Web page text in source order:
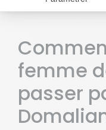
Ste Pazanne
femme
passer